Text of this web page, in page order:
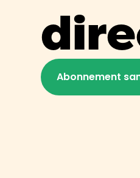
Abonnement